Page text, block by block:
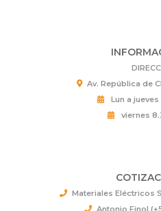
Av. República de
Lun a
viernes
Materiales Eléctricos